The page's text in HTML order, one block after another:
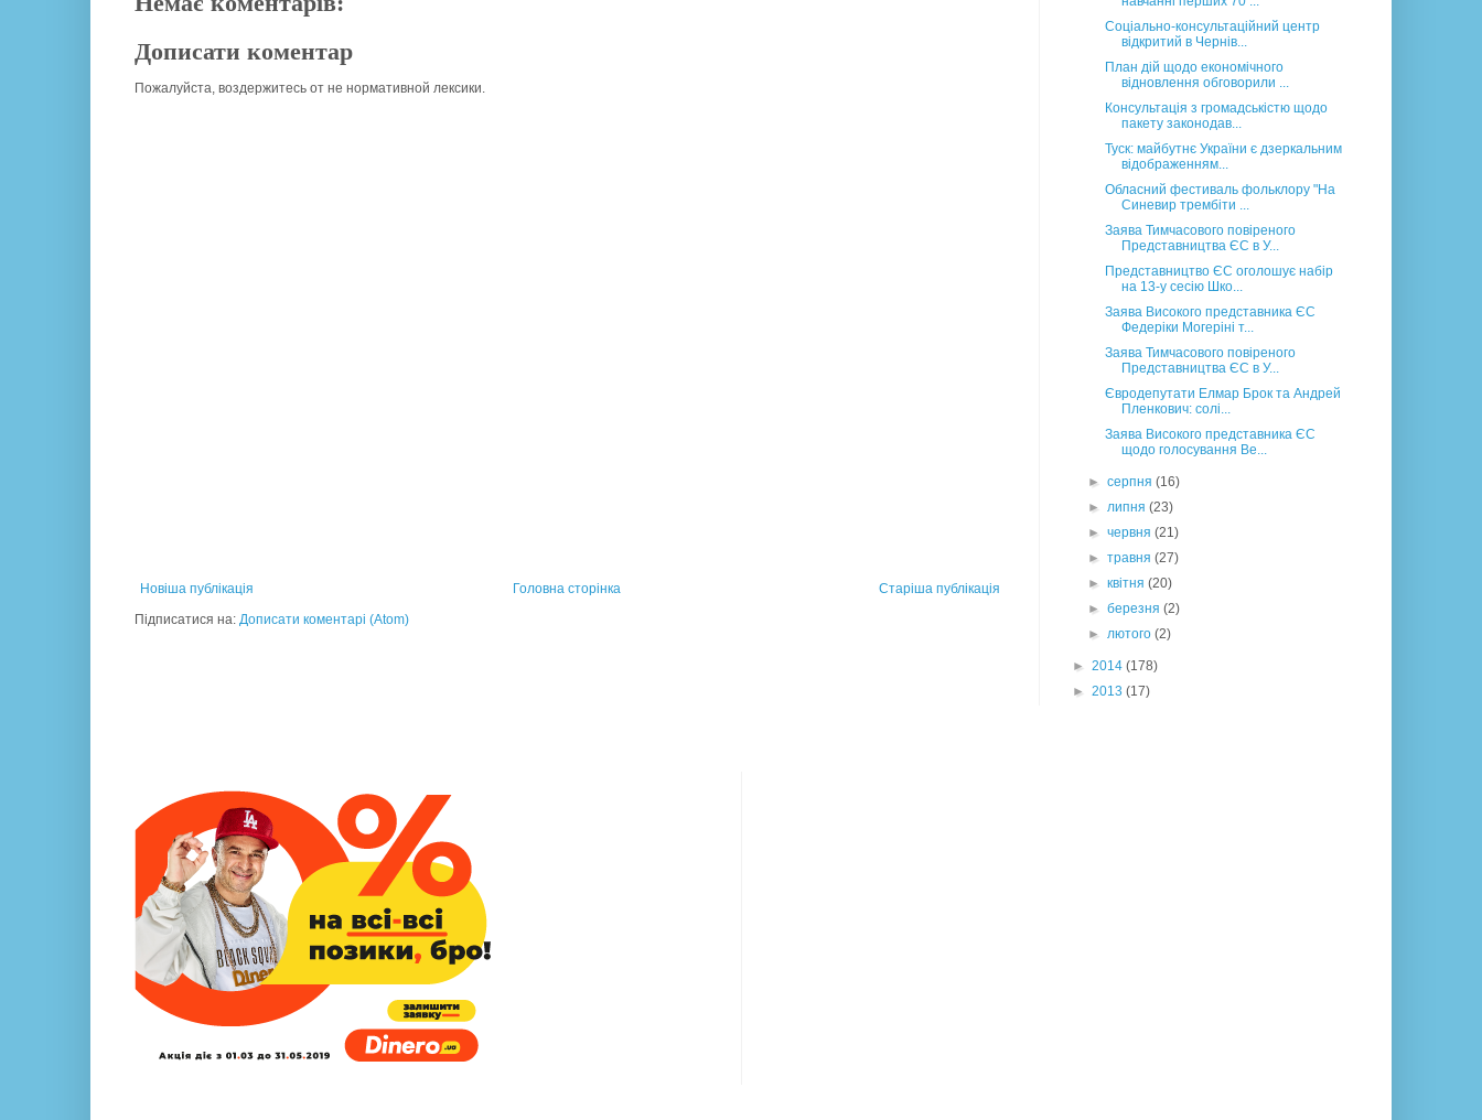
Дописати коментар
Пожалуйста, воздержитесь от не нормативной лексики.
Новіша публікація Старіша публікація
Головна сторінка
Підписатися на: Дописати коментарі (Atom)
Соціально-консультаційний центр
відкритий в Чернів...
План дій щодо економічного
відновлення обговорили ...
Консультація з громадськістю щодо
пакету законодав...
Туск: майбутнє України є дзеркальним
відображенням...
Обласний фестиваль фольклору "На
Синевир трембіти ...
Заява Тимчасового повіреного
Представництва ЄС в У...
Представництво ЄС оголошує набір
на 13-у сесію Шко...
Заява Високого представника ЄС
Федеріки Могеріні т...
Заява Тимчасового повіреного
Представництва ЄС в У...
Євродепутати Елмар Брок та Андрей
Пленкович: солі...
Заява Високого представника ЄС
щодо голосування Ве...
►серпня(16)
►липня(23)
►червня(21)
►травня(27)
►квітня(20)
►березня(2)
►лютого(2)
► 2014 (178)
► 2013 (17)